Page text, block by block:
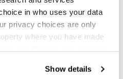
in who uses your data
privacy choices are only
where you have made
Show details
innovants et un design
immédiatement